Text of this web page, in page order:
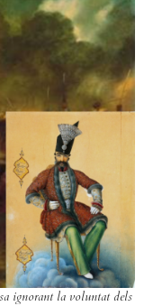
ignorant la voluntat dels